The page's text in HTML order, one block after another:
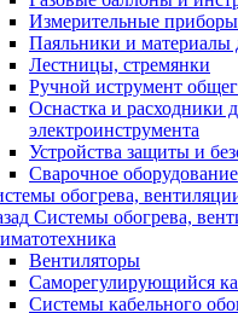
Измерительные
Паяльники и материалы
Лестницы, стремянки
Ручной иструмент
Оснастка и расходники
электроинструмента
Устройства защиты и
Сварочное оборудование
обогрева,
Системы обогрева,
Вентиляторы
Саморегулирующийся
Системы кабельного